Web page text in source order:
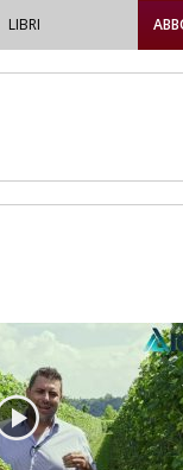
LIBRI